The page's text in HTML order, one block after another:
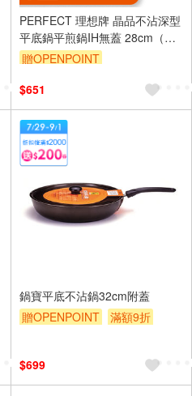
PERFECT 理想牌 晶品不沾深型
平底鍋平煎鍋IH無蓋 28cm（需
宅配）-Leidea樂德兒
贈OPENPOINT
$651
鍋寶平底不沾鍋32cm附蓋
贈OPENPOINT
滿額9折
$699